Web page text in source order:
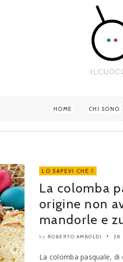
HOME CHI SONO
LO SAPEVI CHE ?
La colomba
origine non
mandorle e
by ROBERTO AMBOLDI 28
La colomba pasquale,